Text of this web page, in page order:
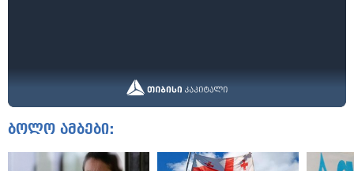
ბოლო ამბები: